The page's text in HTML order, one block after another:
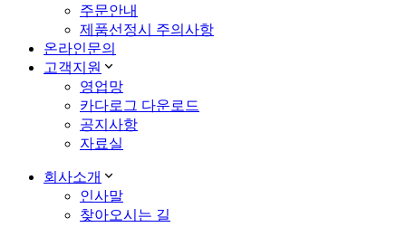
주문안내
제품선정시 주의사항
온라인문의
고객지원
영업망
카다로그 다운로드
공지사항
자료실
회사소개
인사말
찾아오시는 길